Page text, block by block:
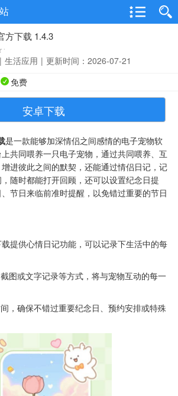
方下载 1.4.3
| 生活应用 | 更新时间：2026-07-21
免费
安卓下载
是一款能够加深情侣之间感情的电子宠物软
共同喂养一只电子宠物，通过共同喂养、互
进彼此之间的默契，还能通过情侣日记，记
随时都能打开回顾，还可以设置纪念日提
节日来临前准时提醒，以免错过重要的节日
供心情日记功能，可以记录下生活中的每
或文字记录等方式，将与宠物互动的每一
确保不错过重要纪念日、预约安排或特殊